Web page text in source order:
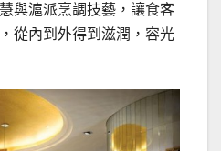
與滬派烹調技藝，讓食客
從內到外得到滋潤，容光